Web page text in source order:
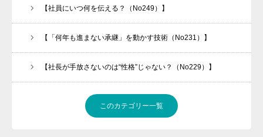
【社員にいつ何を伝える？（No249）】
【「何年も進まない承継」を動かす技術（No231）】
【社長が手放さないのは“性格”じゃない？（No229）】
このカテゴリー一覧